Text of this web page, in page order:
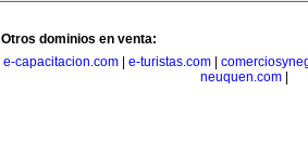
Otros dominios en venta:
e-capacitacion.com
e-turistas.com
neuquen.com|